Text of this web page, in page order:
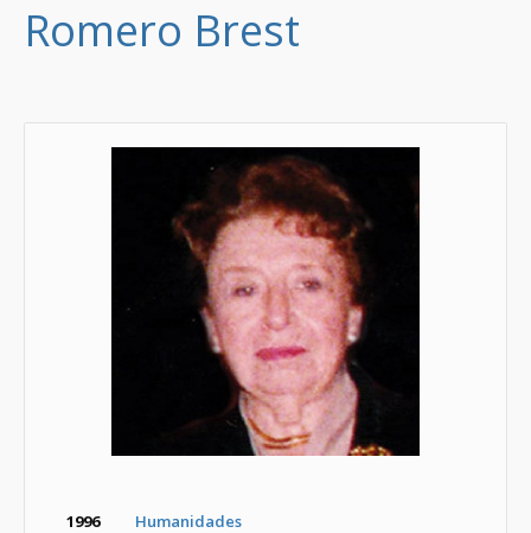
Romero Brest
1996
Humanidades